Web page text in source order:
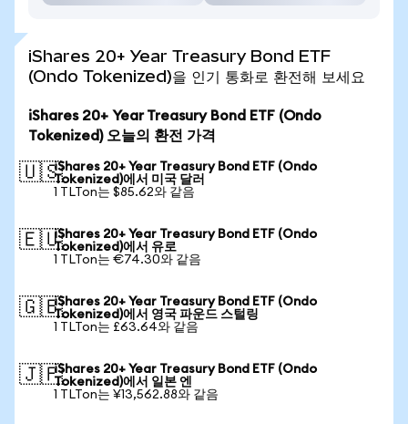
iShares 20+ Year Treasury Bond ETF
(Ondo Tokenized)을 인기 통화로 환전해 보세요
iShares 20+ Year Treasury Bond ETF (Ondo
Tokenized) 오늘의 환전 가격
🇺🇸iShares 20+ Year Treasury Bond ETF (Ondo
Tokenized)에서 미국 달러
1 TLTon는 $85.62와 같음
🇪🇺iShares 20+ Year Treasury Bond ETF (Ondo
Tokenized)에서 유로
1 TLTon는 €74.30와 같음
🇬🇧iShares 20+ Year Treasury Bond ETF (Ondo
Tokenized)에서 영국 파운드 스털링
1 TLTon는 £63.64와 같음
🇯🇵iShares 20+ Year Treasury Bond ETF (Ondo
Tokenized)에서 일본 엔
1 TLTon는 ¥13,562.88와 같음